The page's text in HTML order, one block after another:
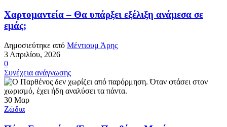
Χαρτομαντεία – Θα υπάρξει εξέλιξη ανάμεσα σε
εμάς;
Δημοσιεύτηκε από Μέντιουμ Άρης
3 Απριλίου, 2026
0
Συνέχεια ανάγνωσης
30 Μαρ
Ζώδια